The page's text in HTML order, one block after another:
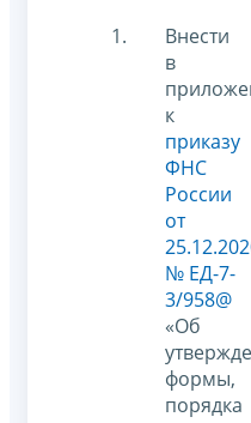
Внести
в
к
приказу
ФНС
России
от
№ ЕД-7-
3/958@
«Об
формы,
порядка